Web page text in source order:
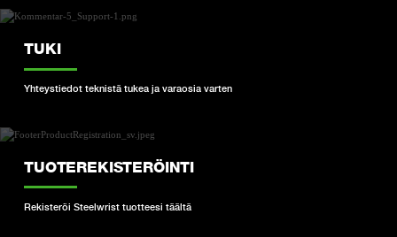
TUKI
Yhteystiedot teknistä tukea ja varaosia varten
TUOTEREKISTERÖINTI
Rekisteröi Steelwrist tuotteesi täältä